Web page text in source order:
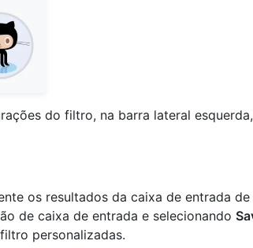
do filtro, na barra lateral
os resultados da caixa de entrada
de caixa de entrada e selecionando
personalizadas.